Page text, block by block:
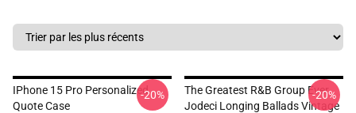
IPhone 15 Pro Personalized
Quote Case
-20%
The Greatest R&B Group Ever
Jodeci Longing Ballads Vintage
-20%